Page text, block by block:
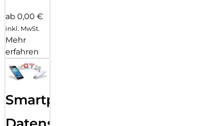
ab 0,00 €
inkl. MwSt.
Mehr
erfahren
Smartphone